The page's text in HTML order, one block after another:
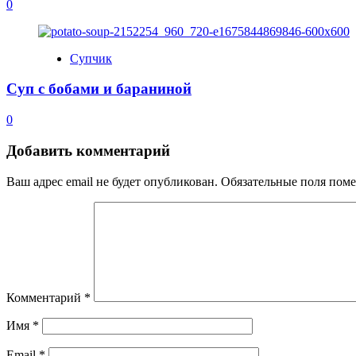
0
Супчик
Суп с бобами и бараниной
0
Добавить комментарий
Ваш адрес email не будет опубликован. Обязательные поля
Комментарий *
Имя *